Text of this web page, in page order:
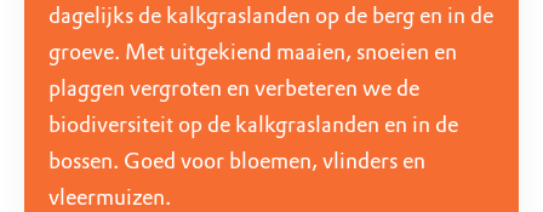
dagelijks de kalkgraslanden op de berg en in de
groeve. Met uitgekiend maaien, snoeien en
plaggen vergroten en verbeteren we de
biodiversiteit op de kalkgraslanden en in de
bossen. Goed voor bloemen, vlinders en
vleermuizen.